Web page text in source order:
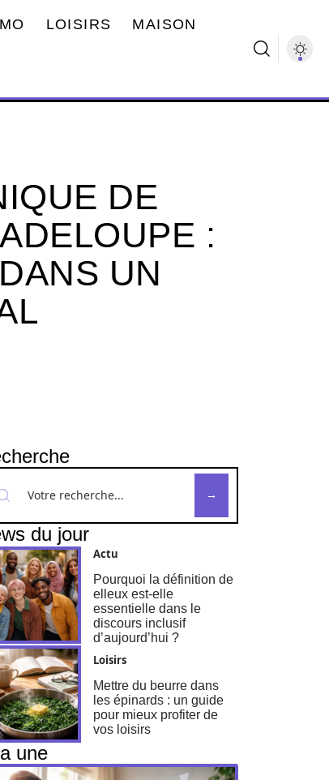
LOISIRS MAISON
DE
:
UN
du jour
Actu
Pourquoi la définition de
elleux est-elle
essentielle dans le
discours inclusif
d’aujourd’hui ?
Loisirs
Mettre du beurre dans
les épinards : un guide
pour mieux profiter de
vos loisirs
une